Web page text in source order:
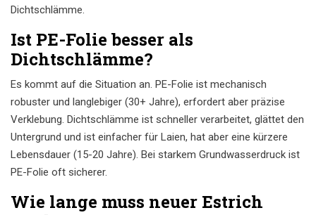
Dichtschlämme.
Ist PE-Folie besser als
Dichtschlämme?
Es kommt auf die Situation an. PE-Folie ist mechanisch
robuster und langlebiger (30+ Jahre), erfordert aber präzise
Verklebung. Dichtschlämme ist schneller verarbeitet, glättet den
Untergrund und ist einfacher für Laien, hat aber eine kürzere
Lebensdauer (15-20 Jahre). Bei starkem Grundwasserdruck ist
PE-Folie oft sicherer.
Wie lange muss neuer Estrich